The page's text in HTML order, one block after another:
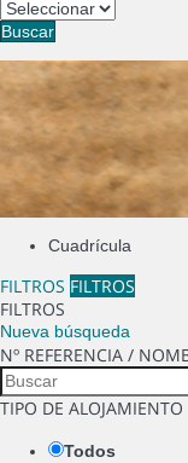
Buscar
Cuadrícula
FILTROS FILTROS
FILTROS
Nueva búsqueda
Nº REFERENCIA /
TIPO DE ALOJAMIENTO
Todos